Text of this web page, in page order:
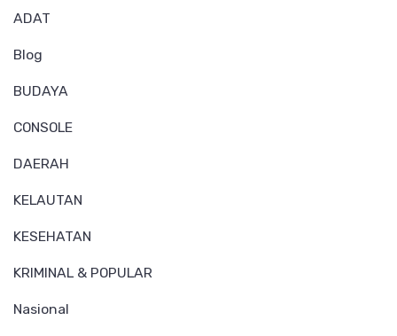
ADAT
Blog
BUDAYA
CONSOLE
DAERAH
KELAUTAN
KESEHATAN
KRIMINAL & POPULAR
Nasional